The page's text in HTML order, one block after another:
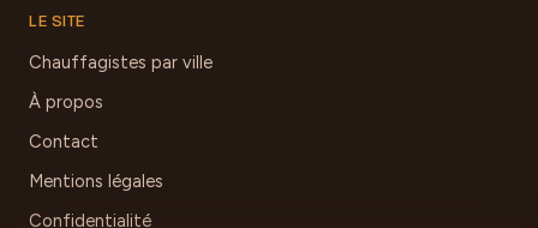
LE SITE
Chauffagistes par ville
À propos
Contact
Mentions légales
Confidentialité